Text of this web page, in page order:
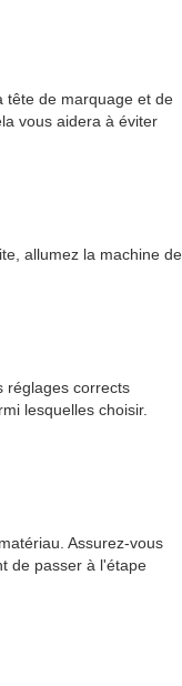
tête de marquage et de
vous aidera à éviter
allumez la machine de
réglages corrects
lesquelles choisir.
Assurez-vous
de passer à l'étape